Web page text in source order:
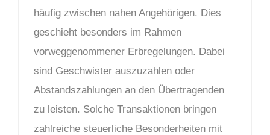
häufig zwischen nahen Angehörigen. Dies
geschieht besonders im Rahmen
vorweggenommener Erbregelungen. Dabei
sind Geschwister auszuzahlen oder
Abstandszahlungen an den Übertragenden
zu leisten. Solche Transaktionen bringen
zahlreiche steuerliche Besonderheiten mit